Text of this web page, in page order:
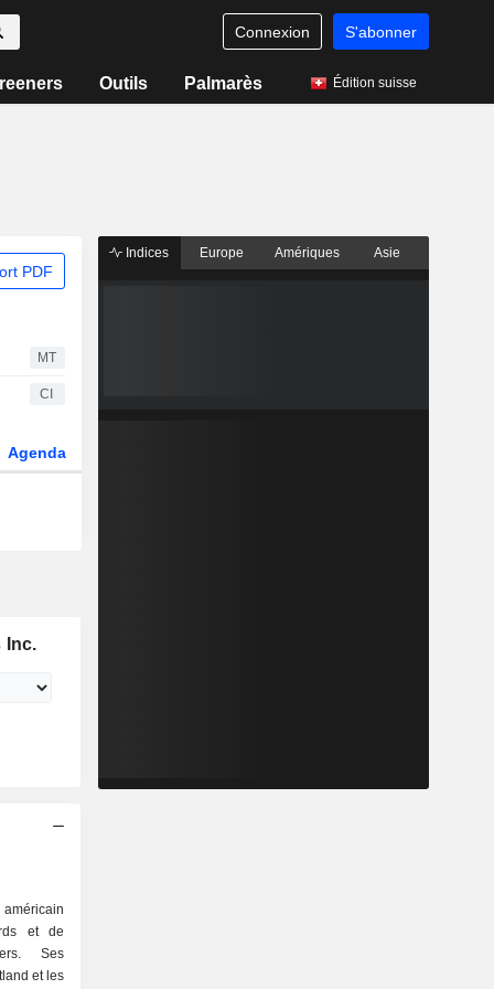
Connexion S'abonner
Outils Palmarès Édition suisse
PDF
MT
CI
Agenda
Inc.
et de
Ses
et les
Indices Europe Amériques Asie